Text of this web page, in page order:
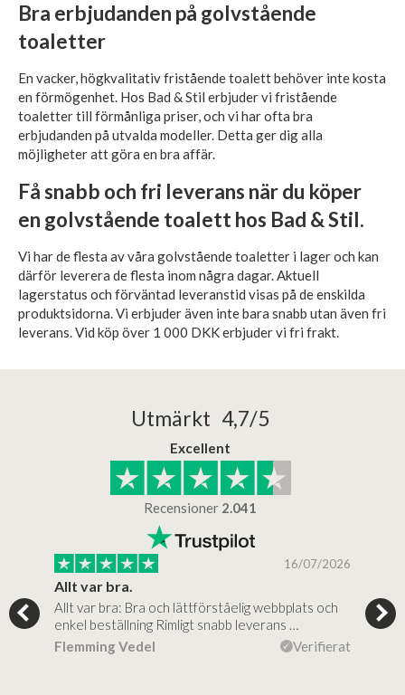
Bra erbjudanden på golvstående
toaletter
En vacker, högkvalitativ fristående toalett behöver inte kosta
en förmögenhet. Hos Bad & Stil erbjuder vi fristående
toaletter till förmånliga priser, och vi har ofta bra
erbjudanden på utvalda modeller. Detta ger dig alla
möjligheter att göra en bra affär.
Få snabb och fri leverans när du köper
en golvstående toalett hos Bad & Stil.
Vi har de flesta av våra golvstående toaletter i lager och kan
därför leverera de flesta inom några dagar. Aktuell
lagerstatus och förväntad leveranstid visas på de enskilda
produktsidorna. Vi erbjuder även inte bara snabb utan även fri
leverans. Vid köp över 1 000 DKK erbjuder vi fri frakt.
Utmärkt 4,7/5
Excellent
Recensioner 2.041
16/07/2026
Allt var bra.
Allt var bra: Bra och lättförståelig webbplats och
enkel beställning Rimligt snabb leverans …
Flemming Vedel
Verifierat
Jag